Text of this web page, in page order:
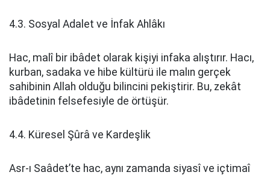
4.3. Sosyal Adalet ve İnfak Ahlâkı
Hac, malî bir ibâdet olarak kişiyi infaka alıştırır. Hacı,
kurban, sadaka ve hibe kültürü ile malın gerçek
sahibinin Allah olduğu bilincini pekiştirir. Bu, zekât
ibâdetinin felsefesiyle de örtüşür.
4.4. Küresel Şûrâ ve Kardeşlik
Asr-ı Saâdet’te hac, aynı zamanda siyasî ve içtimaî